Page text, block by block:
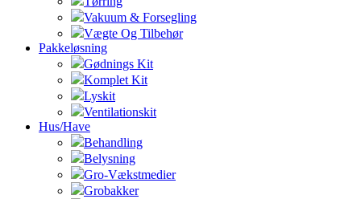
Vakuum & Forsegling
Vægte Og Tilbehør
Pakkeløsning
Gødnings Kit
Komplet Kit
Lyskit
Ventilationskit
Hus/Have
Behandling
Belysning
Gro-Vækstmedier
Grobakker